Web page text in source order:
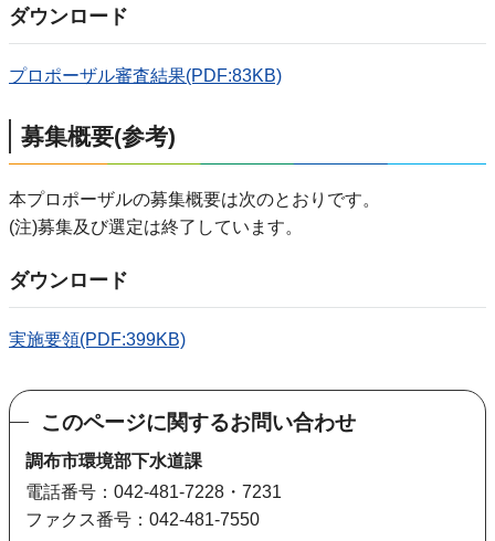
ダウンロード
プロポーザル審査結果(PDF:83KB)
募集概要(参考)
本プロポーザルの募集概要は次のとおりです。
(注)募集及び選定は終了しています。
ダウンロード
実施要領(PDF:399KB)
このページに関するお問い合わせ
調布市環境部下水道課
電話番号：042-481-7228・7231
ファクス番号：042-481-7550